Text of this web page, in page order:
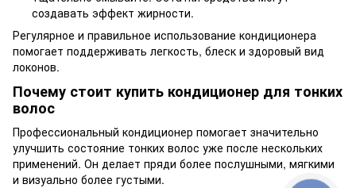
создавать эффект жирности.
Регулярное и правильное использование кондиционера
помогает поддерживать легкость, блеск и здоровый вид
локонов.
Почему стоит купить кондиционер для тонких
волос
Профессиональный кондиционер помогает значительно
улучшить состояние тонких волос уже после нескольких
применений. Он делает пряди более послушными, мягкими
и визуально более густыми.